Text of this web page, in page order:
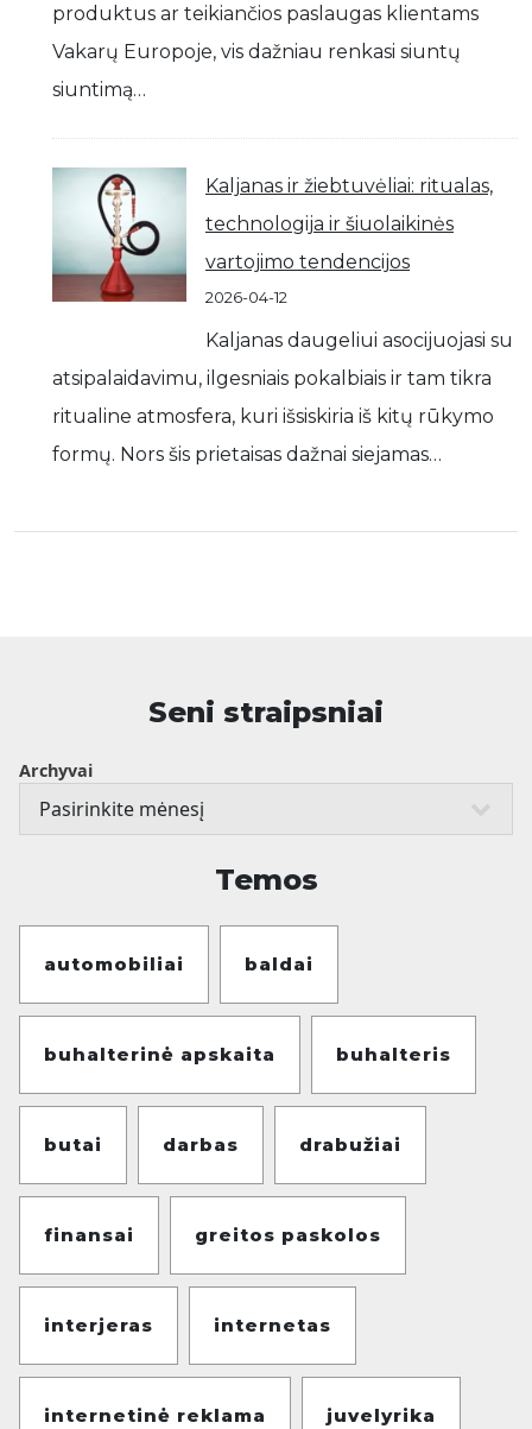
produktus ar teikiančios paslaugas klientams
Vakarų Europoje, vis dažniau renkasi siuntų
siuntimą…
Kaljanas ir žiebtuvėliai: ritualas,
technologija ir šiuolaikinės
vartojimo tendencijos
2026-04-12
Kaljanas daugeliui asocijuojasi su
atsipalaidavimu, ilgesniais pokalbiais ir tam tikra
ritualine atmosfera, kuri išsiskiria iš kitų rūkymo
formų. Nors šis prietaisas dažnai siejamas…
Seni straipsniai
Archyvai
Temos
automobiliai baldai
buhalterinė apskaita buhalteris
butai darbas drabužiai
finansai greitos paskolos
interjeras internetas
internetinė reklama juvelyrika